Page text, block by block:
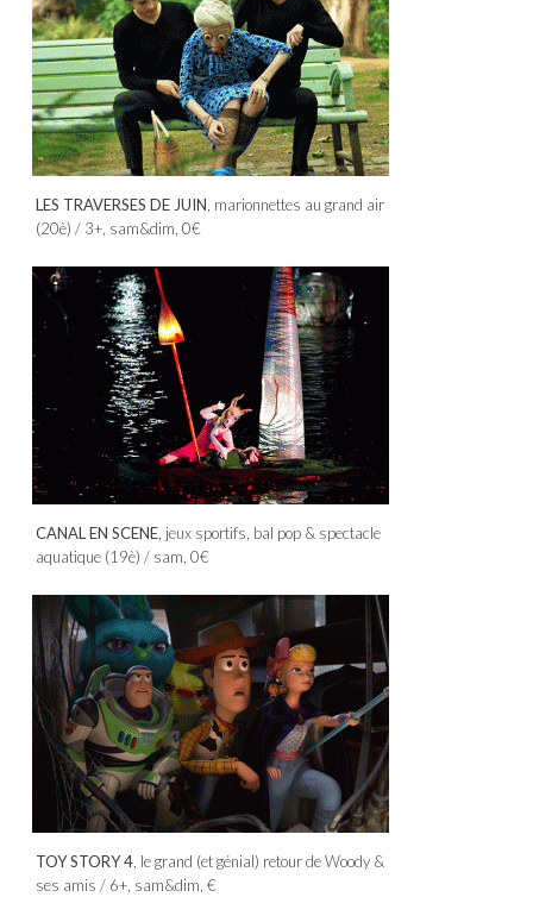
LES TRAVERSES DE JUIN, marionnettes au grand air
(20è) / 3+, sam&dim, 0€
CANAL EN SCENE, jeux sportifs, bal pop & spectacle
aquatique (19è) / sam, 0€
TOY STORY 4, le grand (et génial) retour de Woody &
ses amis / 6+, sam&dim, €